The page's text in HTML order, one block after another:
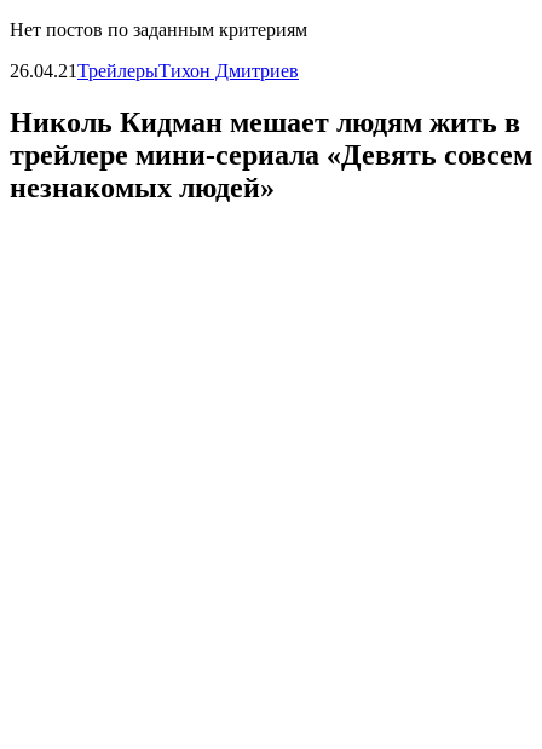
Нет постов по заданным критериям
26.04.21ТрейлерыТихон Дмитриев
Николь Кидман мешает людям жить в
трейлере мини-сериала «Девять совсем
незнакомых людей»